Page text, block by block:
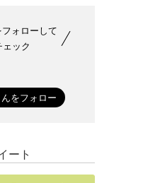
フォローして
ック
ート